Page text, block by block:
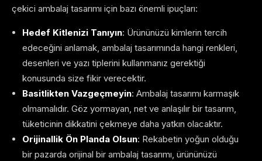
çekici ambalaj tasarımı için bazı önemli ipuçları:
Hedef Kitlenizi Tanıyın: Ürününüzü kimlerin tercih
edeceğini anlamak, ambalaj tasarımında hangi renkleri,
desenleri ve yazı tiplerini kullanmanız gerektiği
konusunda size fikir verecektir.
Basitlikten Vazgeçmeyin: Ambalaj tasarımı karmaşık
olmamalıdır. Göz yormayan, net ve anlaşılır bir tasarım,
tüketicinin dikkatini çekmeye daha yatkın olacaktır.
Orijinallik Ön Planda Olsun: Rekabetin yoğun olduğu
bir pazarda orijinal bir ambalaj tasarımı, ürününüzü